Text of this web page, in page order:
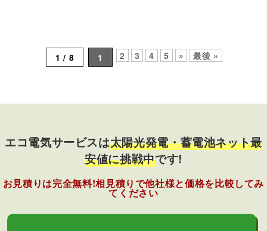
1 / 8 1 2 3 4 5 » 最後 »
エコ電気サービスは太陽光発電・蓄電池ネット最
安値に挑戦中です!
お見積りは完全無料!相見積りで他社様と価格を比較してみ
てください